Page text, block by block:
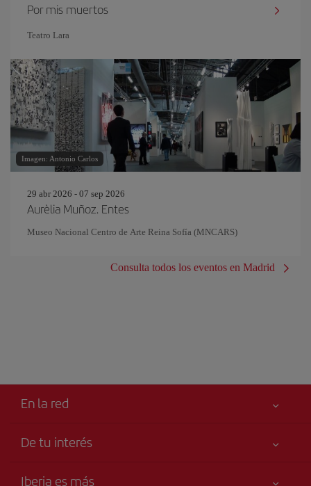
Por mis muertos
Teatro Lara
Imagen: Antonio Carlos
29 abr 2026 - 07 sep 2026
Aurèlia Muñoz. Entes
Museo Nacional Centro de Arte Reina Sofía (MNCARS)
Consulta todos los eventos en Madrid
En la red
De tu interés
Iberia es más